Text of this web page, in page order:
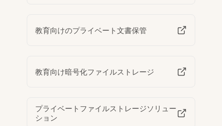
教育向けのプライベート文書保管
教育向け暗号化ファイルストレージ
プライベートファイルストレージソリュー
ション